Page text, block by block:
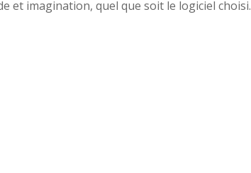
et imagination, quel que soit le logiciel choisi.